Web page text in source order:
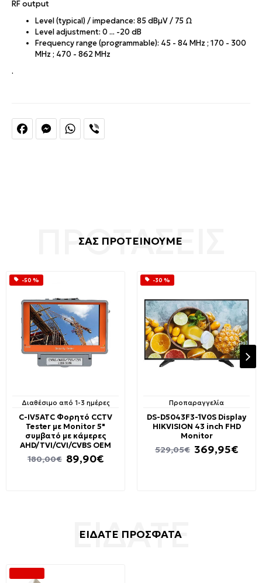
FacebookMessengerWhatsApp
RF output
Level (typical) / impedance: 85 dBµV / 75 Ω
Level adjustment: 0 ... -20 dB
Frequency range (programmable): 45 - 84 MHz ; 170 - 300
MHz ; 470 - 862 MHz
.
ΣΑΣ ΠΡΟΤΕΙΝΟΥΜΕ
-50 %
Διαθέσιμο από 1-3 ημέρες
C-IV5ATC Φορητό CCTV
Tester με Monitor 5"
συμβατό με κάμερες
AHD/TVI/CVI/CVBS OEM
89,90€
180,00€
-30 %
Προπαραγγελία
DS-D5043F3-1V0S Display
HIKVISION 43 inch FHD
Monitor
369,95€
529,05€
ΕΙΔΑΤΕ ΠΡΟΣΦΑΤΑ